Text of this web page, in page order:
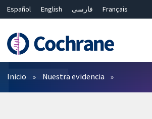
Español English فارسی
Français
Bahasa Malaysia
ไทย 繁體中文
Filtros
Inicio Nuestra evidencia